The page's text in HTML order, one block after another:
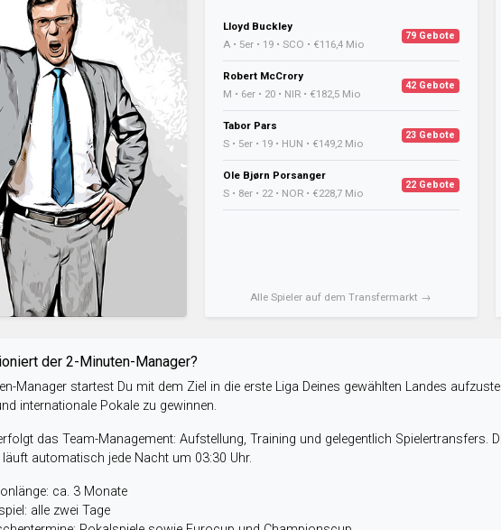
Lloyd Buckley
A • 5er • 19 • SCO • €116,4 Mio
79 Gebote
Robert McCrory
M • 6er • 20 • NIR • €182,5 Mio
42 Gebote
Tabor Pars
S • 5er • 19 • HUN • €149,2 Mio
23 Gebote
Ole Bjørn Porsanger
S • 8er • 22 • NOR • €228,7 Mio
22 Gebote
Alle Spieler auf dem Transfermarkt →
der 2-Minuten-Manager?
Manager startest Du mit dem Ziel in die erste Liga Deines gewählten Landes
internationale Pokale zu gewinnen.
das Team-Management: Aufstellung, Training und gelegentlich Spielertransfers.
läuft automatisch jede Nacht um 03:30 Uhr.
ca. 3 Monate
alle zwei Tage